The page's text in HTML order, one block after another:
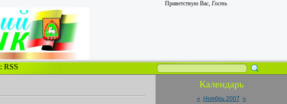
Приветствую Вас, Гость
RSS
Календарь
« Ноябрь 2007 »